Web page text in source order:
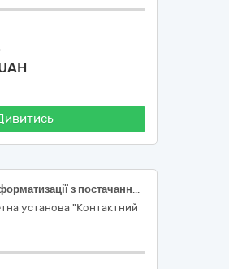
Послуги у сфері інформатизації з постачання підписки FortiGate- 200F 1 Year Unified Threat Protection (UTP)
установа "Контактний